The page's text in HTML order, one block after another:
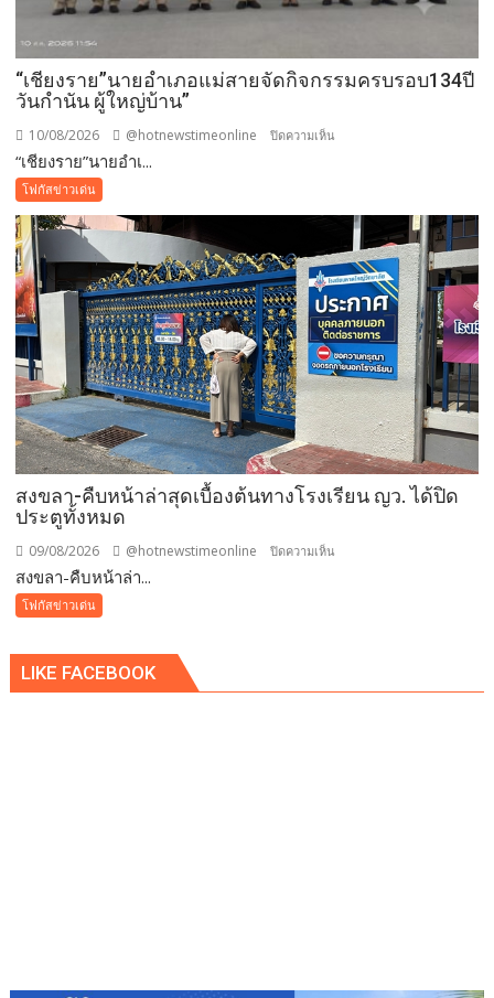
แก้ไข
“เชียงราย”นายอำเภอแม่สายจัดกิจกรรมครบรอบ134ปี
วันกำนัน ผู้ใหญ่บ้าน”
10/08/2026 @hotnewstimeonline ปิดความเห็น
กิจกรรม
ครบ
รอบ134ปี
วัน
กำนัน
ผู้ใหญ่
บ้าน”
“เชียงราย”นายอำเ...
โฟกัสข่าวเด่น
สงขลา-คืบหน้าล่าสุดเบื้องต้นทางโรงเรียน ญว. ได้ปิด
ประตูทั้งหมด
09/08/2026 @hotnewstimeonline ปิดความเห็น
ต้นทาง
สงขลา-คืบหน้าล่า...
โฟกัสข่าวเด่น
LIKE FACEBOOK